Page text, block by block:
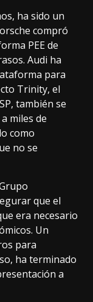
ha sido un
compró
PEE de
. Audi ha
para
Trinity, el
también se
miles de
como
no se
que el
era necesario
Un
para
ha terminado
a